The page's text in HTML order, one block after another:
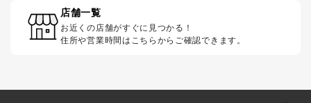
店舗一覧
お近くの店舗がすぐに見つかる！
住所や営業時間はこちらからご確認できます。